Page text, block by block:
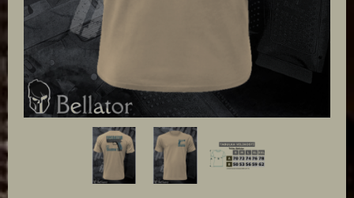
Ostatní operator
Textil pro IZS
Patriot textil
Designovky od Bellatoru
Týmová trika